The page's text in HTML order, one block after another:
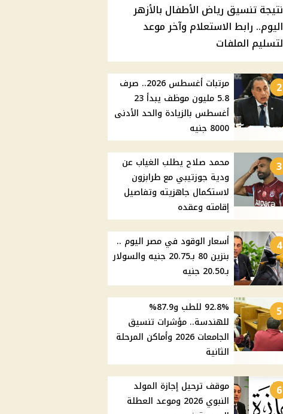
نتيجة تنسيق رياض الأطفال بالأزهر
اليوم.. رابط الاستعلام وآخر موعد
لتسليم الملفات
2
مرتبات أغسطس 2026.. صرف
5.8 مليون موظف يبدأ 23
أغسطس بالزيادة والحد الأدنى
8000 جنيه
3
محمد صلاح يطلب الغياب عن
ودية جوزتيبي مع طرابزون
لاستكمال جاهزيته وتفاصيل
إقامته وعقده
4
أسعار الوقود في مصر اليوم ..
بنزين 80 بـ20.75 جنيه والسولار
بـ20.50 جنيه
5
92.8% للطب و87.9%
للهندسة.. مؤشرات تنسيق
الجامعات 2026 وأماكن المرحلة
الثانية
6
موقف ترحيل إجازة المولد
النبوي 2026 وموعد العطلة